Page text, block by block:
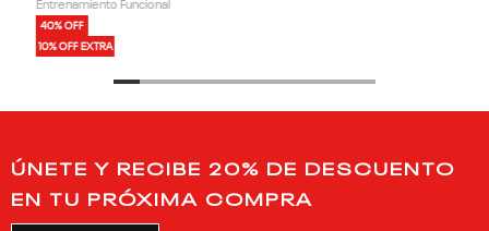
Entrenamiento Funcional
40% OFF
10% OFF EXTRA
ÚNETE Y RECIBE 20% DE DESCUENTO
EN TU PRÓXIMA COMPRA